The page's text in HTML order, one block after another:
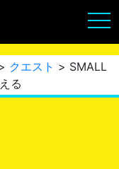
クエスト > SMALL
る